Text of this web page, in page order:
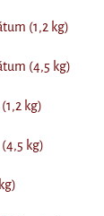
(1,2 kg)
(4,5 kg)
kg)
kg)